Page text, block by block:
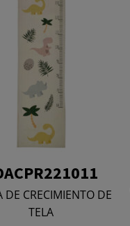
DE CRECIMIENTO DE
TELA